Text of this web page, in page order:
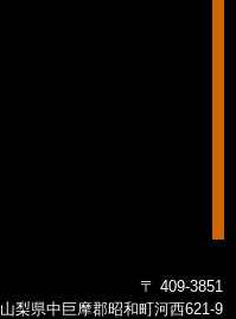
〒 409-3851
山梨県中巨摩郡昭和町河西621-9